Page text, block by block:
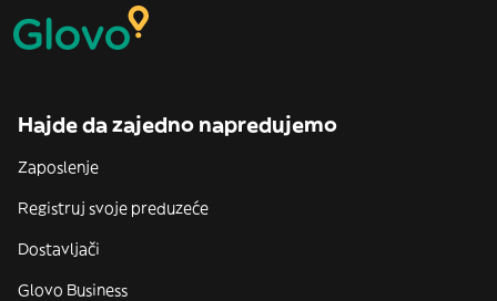
Hajde da zajedno napredujemo
Zaposlenje
Registruj svoje preduzeće
Dostavljači
Glovo Business